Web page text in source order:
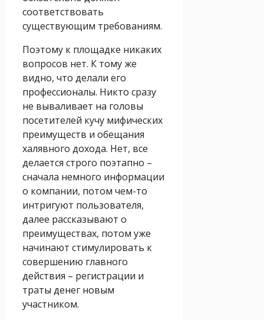
соответствовать
существующим требованиям.
Поэтому к площадке никаких
вопросов нет. К тому же
видно, что делали его
профессионалы. Никто сразу
не вываливает на головы
посетителей кучу мифических
преимуществ и обещания
халявного дохода. Нет, все
делается строго поэтапно –
сначала немного информации
о компании, потом чем-то
интригуют пользователя,
далее рассказывают о
преимуществах, потом уже
начинают стимулировать к
совершению главного
действия – регистрации и
траты денег новым
участником.